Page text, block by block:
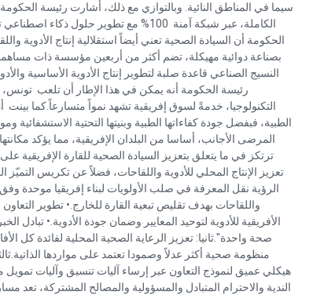
سيما في المناطق النائية. وبالتوازي مع ذلك، أشارت رئيسة
الكاملة، عبر شبكة آمنة 100% مع تطوير
الحكومة أن السيادة الصحية تعني أيضاً استقلالية إنتاج الأدوية
النسيج الصناعي قاعدة صلبة لتطوير إنتاج الأدوية الأساسية
رئيسة الحكومة أنه يمكن في هذا الإطار أن تلعب تونس،
التكنولوجيا، خدمةً لسوق إفريقية تشهد نمواً متسارعاً.كما
الطبية، فبفضل جودة كفاءاتها الطبية وبنيتها التحتية
المرضى الأجانب، أساسا من البلدان الإفريقية، مما يؤكد
ترتكز في ما يتعلق بتعزيز السيادة الصحية للقارة الإفريقية على
تعزيز الإنتاج المحلي للأدوية واللقاحات، فضلاً عن تكريس التميّز
الرؤية نقل المعرفة في صلب الأولويات لبناء إفريقيا موحدة
واللقاحات بهدف تقليص تبعية القارة للخارج.• تطوير
الأفريقية للأدوية لتوحيد المعايير وضمان جودة الأدوية.• تبادل
صحة واحدة".ثانيا: تعزيز الرعاية الصحية المحلية لفائدة كل
منظومة صحية أكثر عدلاً وصمودا تعتمد على مواردها
هيكلي عميق لنموذج التعاون عبر إرساء آليات تنسيق وآليات
الندية والاحترام المتبادل والمسؤولية والمصالح المشتركة، تعد